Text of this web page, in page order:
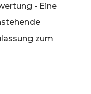
- Eine
zum